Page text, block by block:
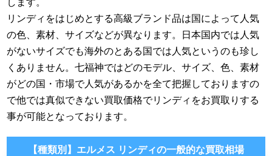
します。
リンディをはじめとする高級ブランド品は国によって人気
の色、素材、サイズなどが異なります。日本国内では人気
がないサイズでも海外のとある国では人気というのも珍し
くありません。七福神ではどのモデル、サイズ、色、素材
がどの国・市場で人気があるかを全て把握しておりますの
で他では真似できない買取価格でリンディをお買取りする
事が可能となっております。
【種類別】エルメス リンディの一般的な買取相場